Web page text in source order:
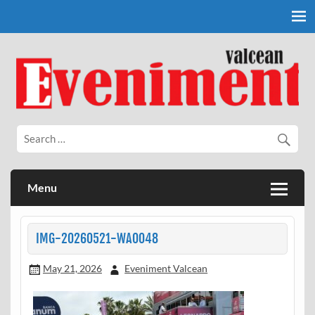
Eveniment Valcean
Menu
IMG-20260521-WA0048
May 21, 2026 Eveniment Valcean